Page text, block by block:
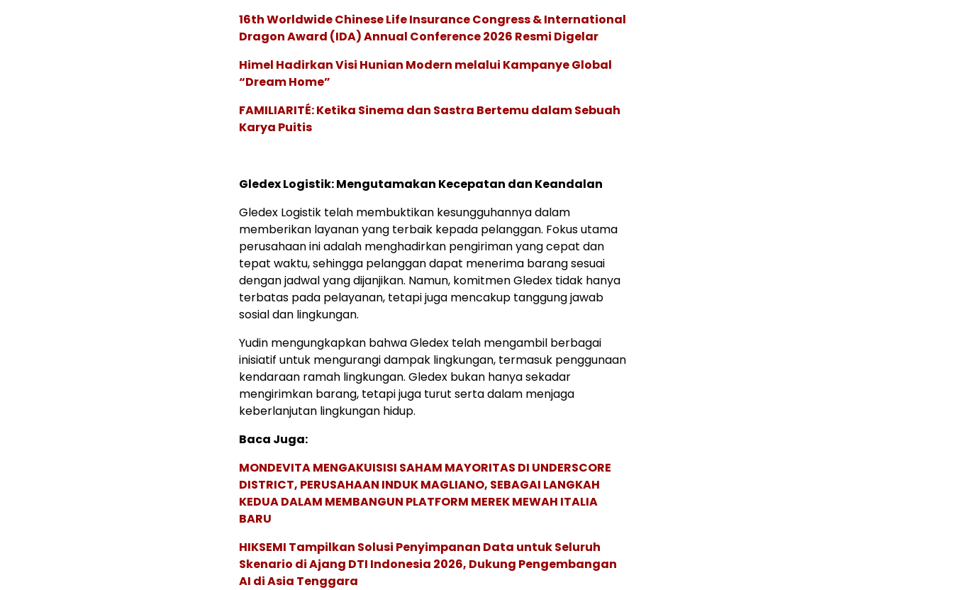
16th Worldwide Chinese Life Insurance Congress & International
Dragon Award (IDA) Annual Conference 2026 Resmi Digelar
Himel Hadirkan Visi Hunian Modern melalui Kampanye Global
“Dream Home”
FAMILIARITÉ: Ketika Sinema dan Sastra Bertemu dalam Sebuah
Karya Puitis
Gledex Logistik: Mengutamakan Kecepatan dan Keandalan
Gledex Logistik telah membuktikan kesungguhannya dalam
memberikan layanan yang terbaik kepada pelanggan. Fokus utama
perusahaan ini adalah menghadirkan pengiriman yang cepat dan
tepat waktu, sehingga pelanggan dapat menerima barang sesuai
dengan jadwal yang dijanjikan. Namun, komitmen Gledex tidak hanya
terbatas pada pelayanan, tetapi juga mencakup tanggung jawab
sosial dan lingkungan.
Yudin mengungkapkan bahwa Gledex telah mengambil berbagai
inisiatif untuk mengurangi dampak lingkungan, termasuk penggunaan
kendaraan ramah lingkungan. Gledex bukan hanya sekadar
mengirimkan barang, tetapi juga turut serta dalam menjaga
keberlanjutan lingkungan hidup.
Baca Juga:
MONDEVITA MENGAKUISISI SAHAM MAYORITAS DI UNDERSCORE
DISTRICT, PERUSAHAAN INDUK MAGLIANO, SEBAGAI LANGKAH
KEDUA DALAM MEMBANGUN PLATFORM MEREK MEWAH ITALIA
BARU
HIKSEMI Tampilkan Solusi Penyimpanan Data untuk Seluruh
Skenario di Ajang DTI Indonesia 2026, Dukung Pengembangan
AI di Asia Tenggara